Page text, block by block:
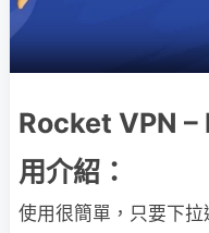
Rocket VPN –
用介紹：
使用很簡單，只要下